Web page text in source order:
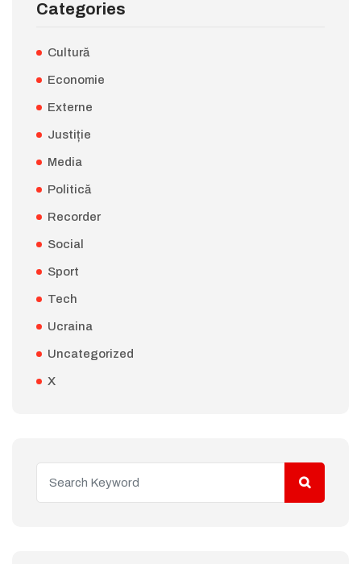
Categories
Cultură
Economie
Externe
Justiție
Media
Politică
Recorder
Social
Sport
Tech
Ucraina
Uncategorized
X